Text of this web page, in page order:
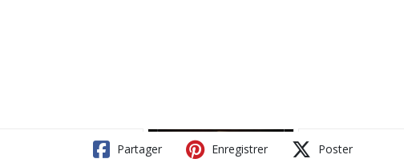
Partager Enregistrer Poster